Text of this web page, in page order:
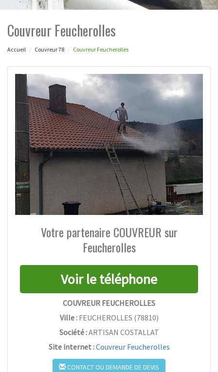
Couvreur Feucherolles
Accueil Couvreur 78 Couvreur Feucherolles
Votre partenaire COUVREUR sur
Feucherolles
COUVREUR FEUCHEROLLES
Ville : FEUCHEROLLES (78810)
Société :ARTISAN COSTALLAT
Site internet :Couvreur Feucherolles
CONTACT OU DEMANDE DE DEVIS